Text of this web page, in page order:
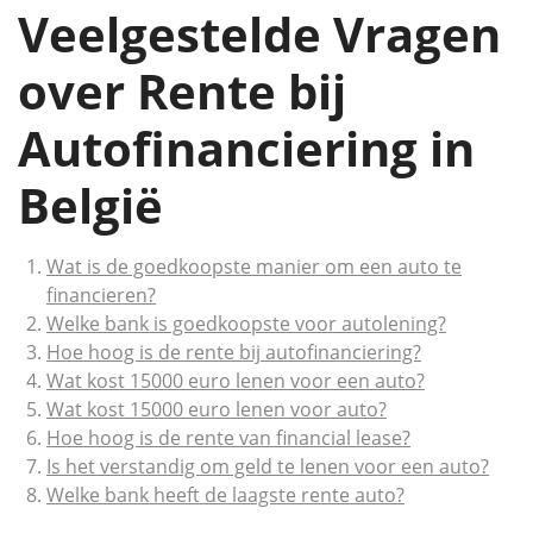
Veelgestelde Vragen
over Rente bij
Autofinanciering in
België
Wat is de goedkoopste manier om een auto te
financieren?
Welke bank is goedkoopste voor autolening?
Hoe hoog is de rente bij autofinanciering?
Wat kost 15000 euro lenen voor een auto?
Wat kost 15000 euro lenen voor auto?
Hoe hoog is de rente van financial lease?
Is het verstandig om geld te lenen voor een auto?
Welke bank heeft de laagste rente auto?